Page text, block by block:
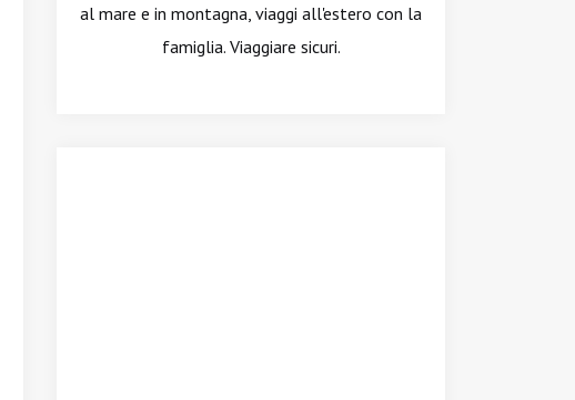
al mare e in montagna, viaggi all'estero con la
famiglia. Viaggiare sicuri.